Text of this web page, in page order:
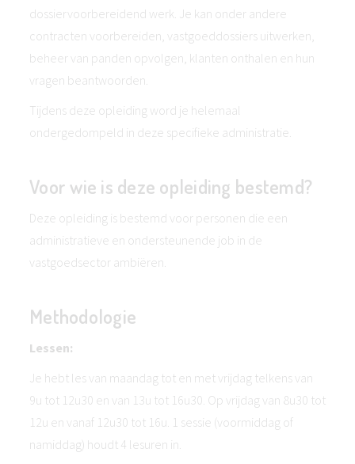
dossiervoorbereidend werk. Je kan onder andere
contracten voorbereiden, vastgoeddossiers uitwerken,
beheer van panden opvolgen, klanten onthalen en hun
vragen beantwoorden.
Tijdens deze opleiding word je helemaal
ondergedompeld in deze specifieke administratie.
Voor wie is deze opleiding bestemd?
Deze opleiding is bestemd voor personen die een
administratieve en ondersteunende job in de
vastgoedsector ambiëren.
Methodologie
Lessen:
Je hebt les van maandag tot en met vrijdag telkens van
9u tot 12u30 en van 13u tot 16u30. Op vrijdag van 8u30 tot
12u en vanaf 12u30 tot 16u. 1 sessie (voormiddag of
namiddag) houdt 4 lesuren in.